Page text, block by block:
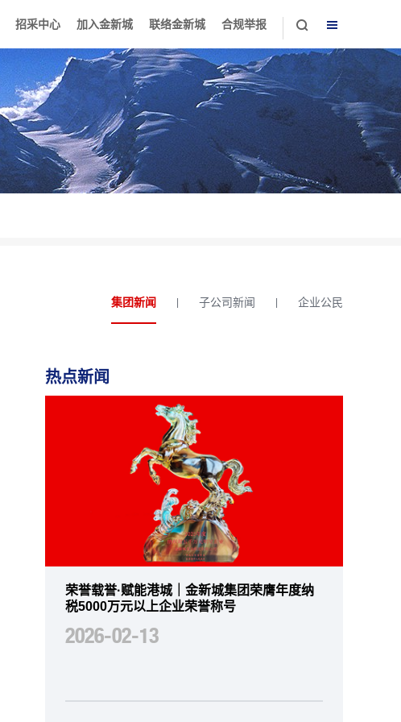
招采中心 加入金新城 联络金新城 合规举报
集团新闻 子公司新闻 企业公民
热点新闻
荣誉载誉·赋能港城｜金新城集团荣膺年度纳
税5000万元以上企业荣誉称号
2026-02-13